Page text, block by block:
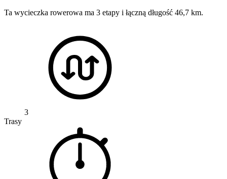
Ta wycieczka rowerowa ma 3 etapy i łączną długość 46,7 km.
3
Trasy